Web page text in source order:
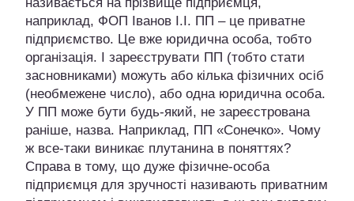
наприклад, ФОП Іванов І.І. ПП – це приватне
підприємство. Це вже юридична особа, тобто
організація. І зареєструвати ПП (тобто стати
засновниками) можуть або кілька фізичних осіб
(необмежене число), або одна юридична особа.
У ПП може бути будь-який, не зареєстрована
раніше, назва. Наприклад, ПП «Сонечко». Чому
ж все-таки виникає плутанина в поняттях?
Справа в тому, що дуже фізичне-особа
підприємця для зручності називають приватним